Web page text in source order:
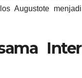
Augustote menjadi
Inter